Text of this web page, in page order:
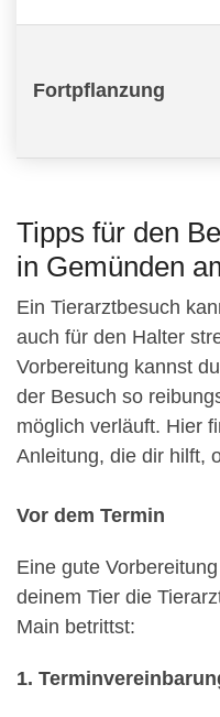
Fortpflanzung
Tipps für den
in Gemünden
Ein Tierarztbesuch
auch für den Halter
Vorbereitung kannst
der Besuch so
möglich verläuft. Hier
Anleitung, die dir hilft,
Vor dem Termin
Eine gute
deinem Tier die
Main betrittst:
1.